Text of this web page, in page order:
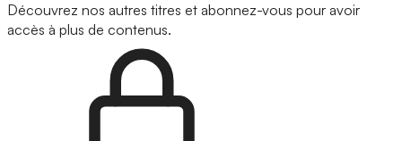
Découvrez nos autres titres et abonnez-vous pour avoir
accès à plus de contenus.